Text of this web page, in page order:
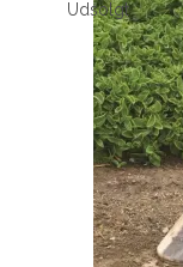
Udsolgt